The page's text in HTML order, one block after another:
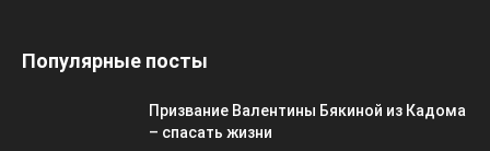
Популярные посты
Призвание Валентины Бякиной из Кадома
– спасать жизни